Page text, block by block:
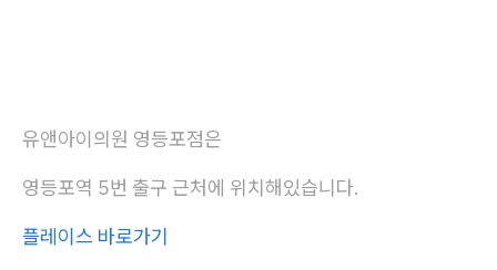
유앤아이의원 영등포점은
영등포역 5번 출구 근처에 위치해있습니다.
플레이스 바로가기